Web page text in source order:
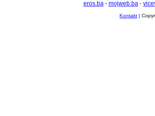
eros.ba- mojweb.ba-
Kontakt |